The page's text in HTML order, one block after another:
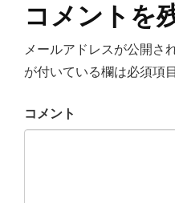
コメントを
メールアドレスが公開さ
が付いている欄は必須項
コメント